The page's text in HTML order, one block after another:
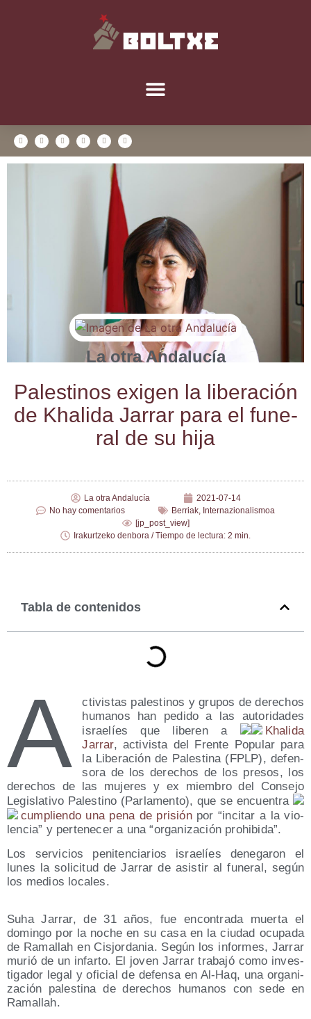
La otra Andalucía
Pales­ti­nos exi­gen la libe­ra­ción
de Kha­li­da Jarrar para el fune­
ral de su hija
La otra Andalucía
2021-07-14
No hay comentarios
Berriak Internazionalismoa
[jp_post_view]
Irakurtzeko denbora / Tiempo de lectura: 2 min.
Tabla de contenidos
A
cti­vis­tas pales­ti­nos y gru­pos de dere­chos
huma­nos han pedi­do a las auto­ri­da­des
israe­líes que libe­ren a
Kha­li­da
Jarrar, acti­vis­ta del Fren­te Popu­lar para
la Libe­ra­ción de Pales­ti­na (FPLP), defen­
so­ra de los dere­chos de los pre­sos, los
dere­chos de las muje­res y ex miem­bro del Con­se­jo
Legis­la­ti­vo Pales­tino (Par­la­men­to), que se encuen­tra
cum­plien­do una pena de pri­siónpor “inci­tar a la vio­
len­cia” y per­te­ne­cer a una “orga­ni­za­ción prohibida”.
Los ser­vi­cios peni­ten­cia­rios israe­líes dene­ga­ron el
lunes la soli­ci­tud de Jarrar de asis­tir al fune­ral, según
los medios locales.
Suha Jarrar, de 31 años, fue encon­tra­da muer­ta el
domin­go por la noche en su casa en la ciu­dad ocu­pa­da
de Rama­llah en Cis­jor­da­nia. Según los infor­mes, Jarrar
murió de un infar­to. El joven Jarrar tra­ba­jó como inves­
ti­ga­dor legal y ofi­cial de defen­sa en Al-Haq, una orga­ni­
za­ción pales­ti­na de dere­chos huma­nos con sede en
Ramallah.